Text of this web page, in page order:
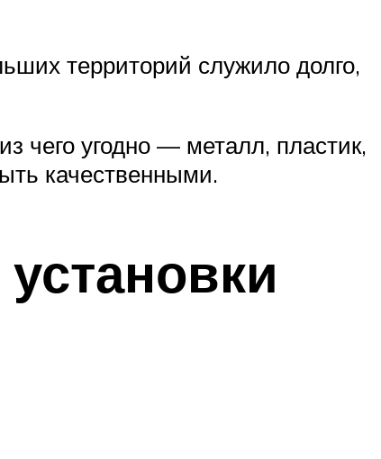
территорий служило долго,
чего угодно — металл, пластик,
качественными.